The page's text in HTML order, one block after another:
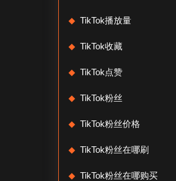
TikTok播放量
TikTok收藏
TikTok点赞
TikTok粉丝
TikTok粉丝价格
TikTok粉丝在哪刷
TikTok粉丝在哪购买